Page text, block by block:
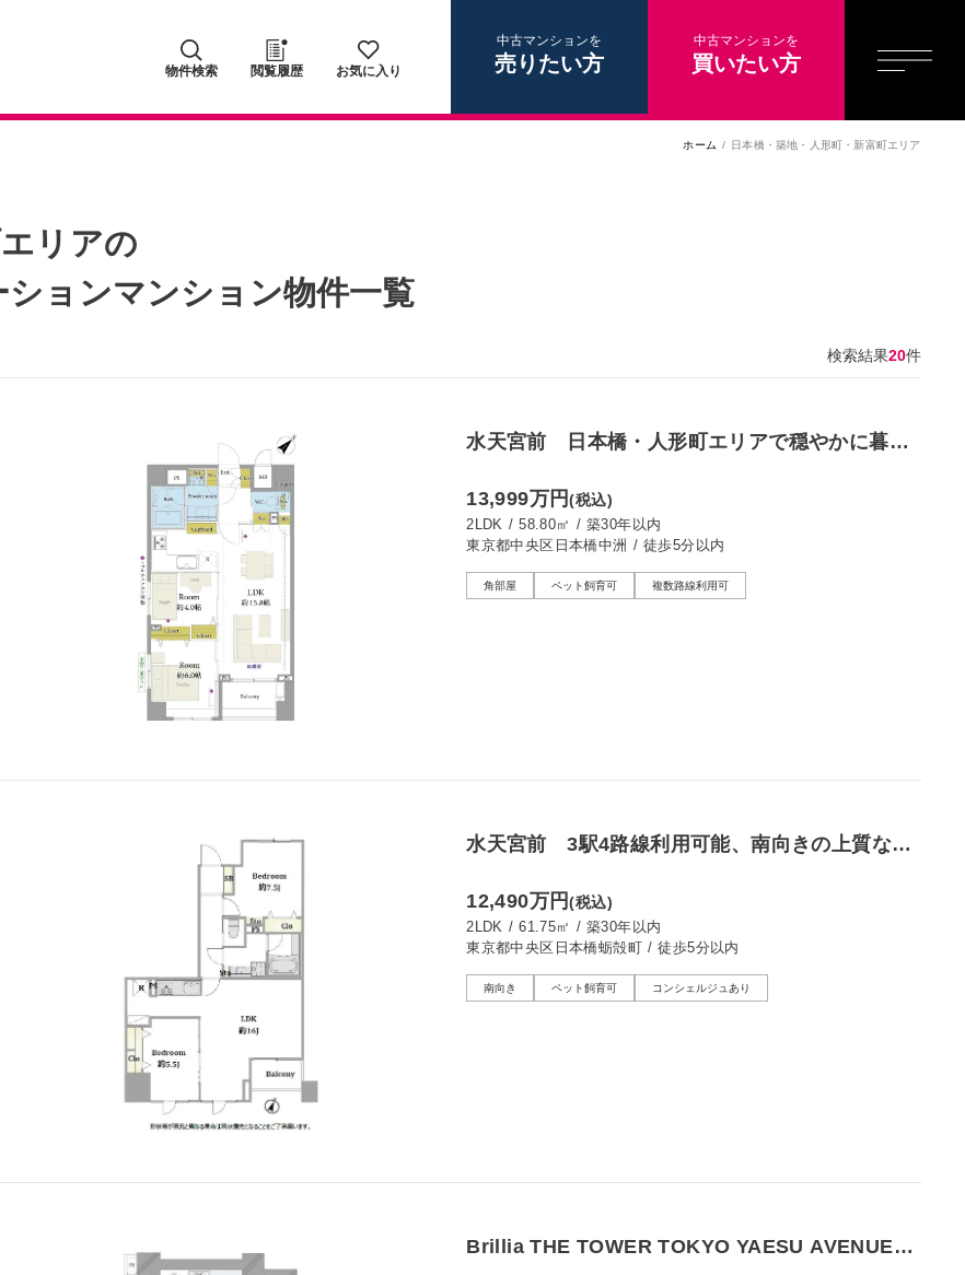
物件検索 閲覧履歴 お気に入り
中古マンションを
売りたい方
中古マンションを
買いたい方
ホーム 日本橋・築地・人形町・新富町エリア
リアの
ョンマンション物件一覧
検索結果20件
水天宮前 日本橋・人形町エリアで穏やかに暮ら
13,999万円(税込)
2LDK / 58.80㎡ / 築30年以内
東京都中央区日本橋中洲 / 徒歩5分以内
角部屋 ペット飼育可 複数路線利用可
水天宮前 3駅4路線利用可能、南向きの上質な
12,490万円(税込)
2LDK / 61.75㎡ / 築30年以内
東京都中央区日本橋蛎殻町 / 徒歩5分以内
南向き ペット飼育可 コンシェルジュあり
Brillia THE TOWER TOKYO YAESU AVENUE